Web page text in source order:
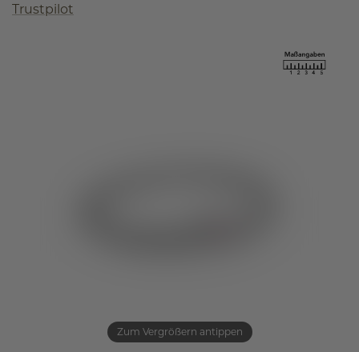
Zum Vergrößern antippen
Trustpilot